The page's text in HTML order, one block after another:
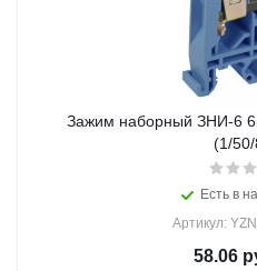
Зажим наборный ЗНИ-6
(1/
Есть в
Артикул:
58.06